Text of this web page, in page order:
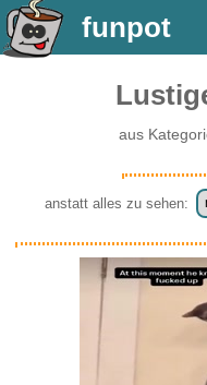
funpot
aus
anstatt alles zu sehen: